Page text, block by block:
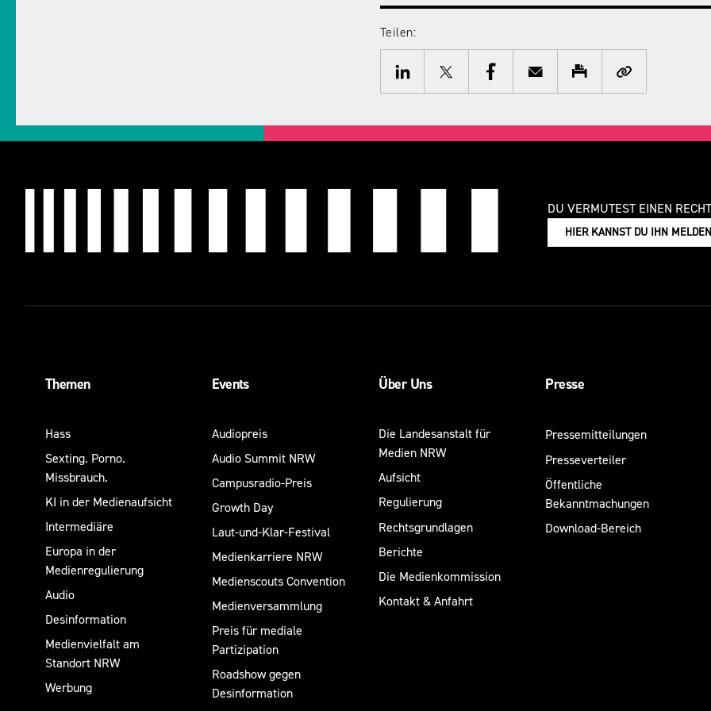
Teilen:
Twitter Facebook Drucken
DU VERMUTEST EINEN
HIER KANNST DU IHN MELDEN
Themen
Hass
Sexting. Porno.
Missbrauch.
KI in der Medienaufsicht
Intermediäre
Europa in der
Medienregulierung
Audio
Desinformation
Medienvielfalt am
Standort NRW
Werbung
Events
Audiopreis
Audio Summit NRW
Campusradio-Preis
Growth Day
Laut-und-Klar-Festival
Medienkarriere NRW
Medienscouts Convention
Medienversammlung
Preis für mediale
Partizipation
Roadshow gegen
Desinformation
Über Uns
Die Landesanstalt für
Medien NRW
Aufsicht
Regulierung
Rechtsgrundlagen
Berichte
Die Medienkommission
Kontakt & Anfahrt
Presse
Pressemitteilungen
Presseverteiler
Öffentliche
Bekanntmachungen
Download-Bereich